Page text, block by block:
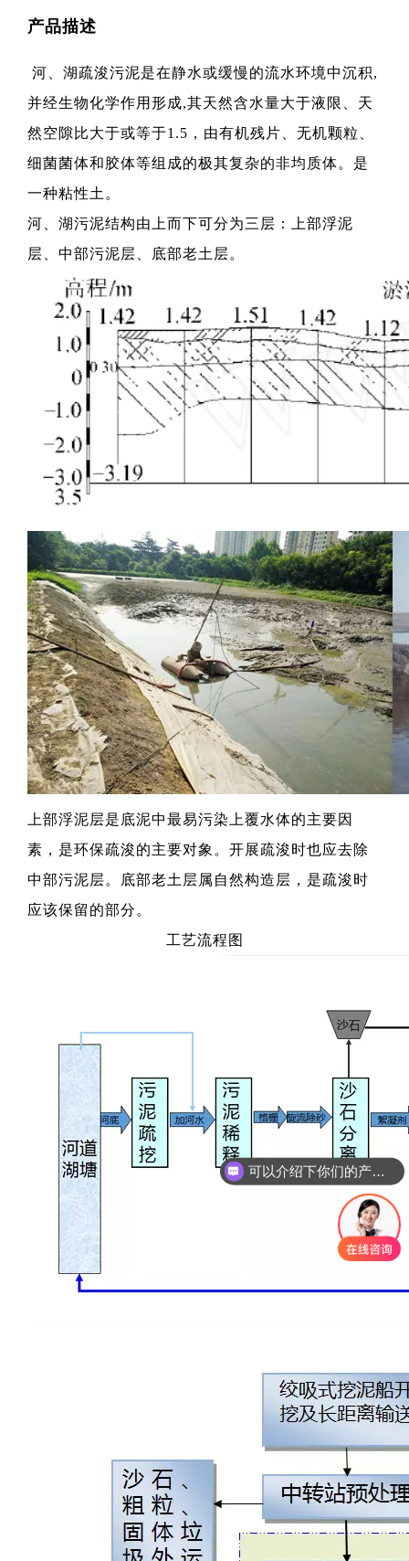
产品描述
河、湖疏浚污泥是在静水或缓慢的流水环境中沉积,
并经生物化学作用形成,其天然含水量大于液限、天
然空隙比大于或等于1.5，由有机残片、无机颗粒、
细菌菌体和胶体等组成的极其复杂的非均质体。是
一种粘性土。
河、湖污泥结构由上而下可分为三层：上部浮泥
层、中部污泥层、底部老土层。
上部浮泥层是底泥中最易污染上覆水体的主要因
素，是环保疏浚的主要对象。开展疏浚时也应去除
中部污泥层。底部老土层属自然构造层，是疏浚时
应该保留的部分。
工艺流程图
可以介绍下你们的产品么